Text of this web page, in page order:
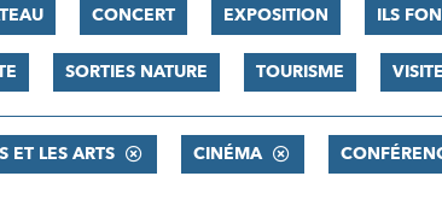
CONCERT EXPOSITION ILS
SORTIES NATURE TOURISME
ET LES ARTS CINÉMA